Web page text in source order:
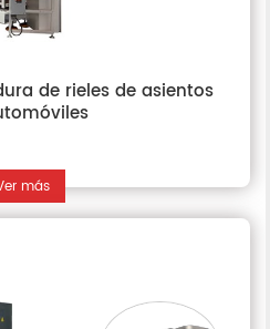
de rieles de asientos
más